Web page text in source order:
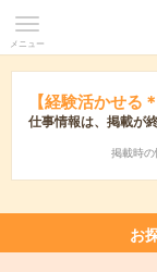
メニュー
【経験活かせる
仕事情報は、掲載が
掲載時の
お